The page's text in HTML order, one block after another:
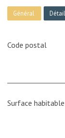
Général
Code postal
Surface